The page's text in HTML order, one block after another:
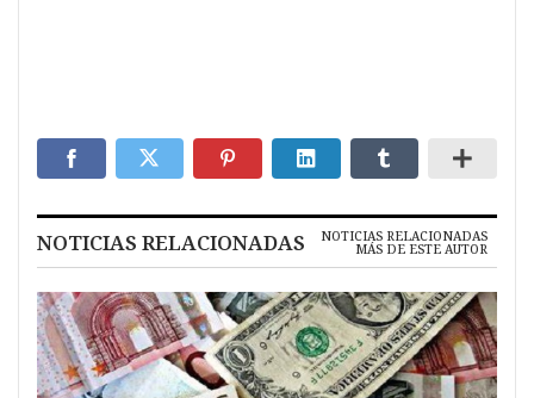
NOTICIAS RELACIONADAS NOTICIAS RELACIONADAS
MÁS DE ESTE AUTOR